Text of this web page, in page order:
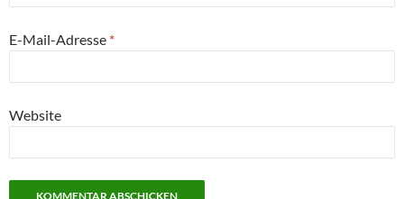
E-Mail-Adresse *
Website